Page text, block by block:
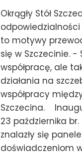
Okrągły Stół
to motywy
się w Szczecinie.
współpracę, ale
działania na
współpracy
Szczecina.
23 października
znalazły się
doświadczeniom